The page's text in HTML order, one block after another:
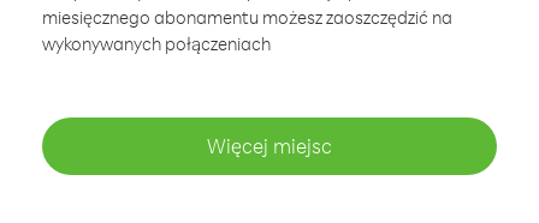
miesięcznego abonamentu możesz zaoszczędzić na
wykonywanych połączeniach
Więcej miejsc